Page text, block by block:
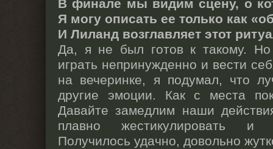
В финале мы видим сцену, о
Я могу описать ее только как
И Лиланд возглавляет этот
Да, я не был готов к такому. Но
играть непринужденно и вести
на вечеринке, я подумал, что
другие эмоции. Как с места
Давайте замедлим наши
плавно жестикулировать и
Получилось удачно, довольно